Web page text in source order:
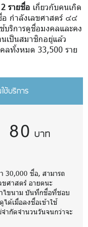
รายชื่อ เกี่ยวกับคนเกิด
กำลังเลขศาสตร์ ๔๔
บริการดูชื่อมงคลและคง
เป็นสมาชิกอยู่แล้ว
ลทั้งหมด 33,500 ราย
ช้บริการ
80 บาท
30,000 ชื่อ, สามารถ
ขศาสตร์ อายตนะ
ไขนาม บันทึกชื่อที่ชอบ
ได้เมื่อลงชื่อเข้าใช้
ำกัดจำนวนวันจนกว่าจะ